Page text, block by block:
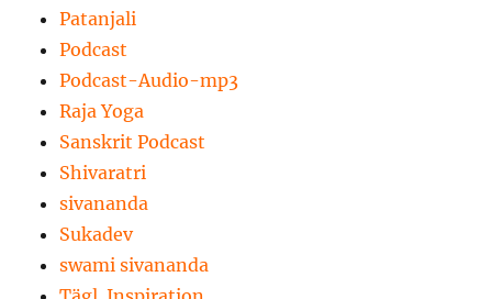
Patanjali
Podcast
Podcast-Audio-mp3
Raja Yoga
Sanskrit Podcast
Shivaratri
sivananda
Sukadev
swami sivananda